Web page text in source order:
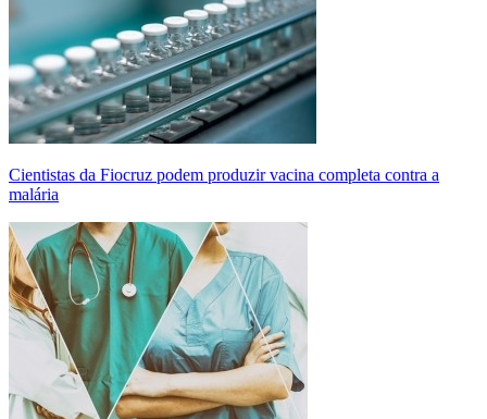
Cientistas da Fiocruz podem produzir vacina completa contra a
malária